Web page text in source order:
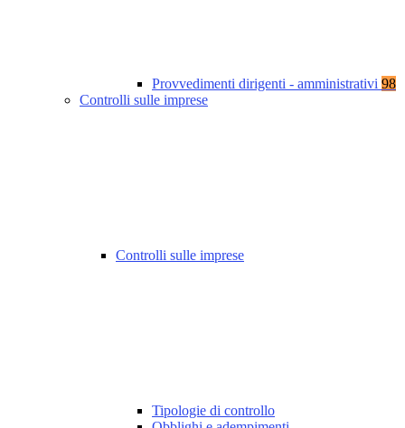
Provvedimenti dirigenti - amministrativi 98
Controlli sulle imprese
Controlli sulle imprese
Tipologie di controllo